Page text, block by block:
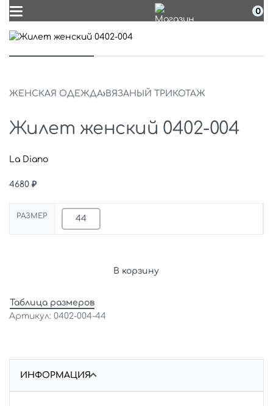
0
ЖЕНСКАЯ ОДЕЖДА›ВЯЗАНЫЙ ТРИКОТАЖ
Жилет женский 0402-004
La Diano
4680 ₽
РАЗМЕР 44
В корзину
Таблица размеров
0402-004-44
ИНФОРМАЦИЯ